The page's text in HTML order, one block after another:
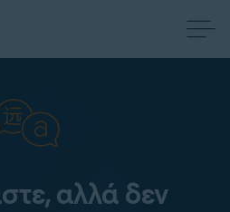
αλλά δεν